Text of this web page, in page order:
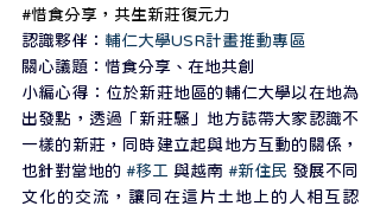
#惜食分享 ，共生新莊復元力
認識夥伴： 輔仁大學USR計畫推動專區
關心議題：惜食分享、在地共創
小編心得：位於新莊地區的輔仁大學以在地為
出發點，透過「新莊騷」地方誌帶大家認識不
一樣的新莊，同時建立起與地方互動的關係，
也針對當地的 #移工 與越南 #新住民 發展不同
文化的交流，讓同在這片土地上的人相互認